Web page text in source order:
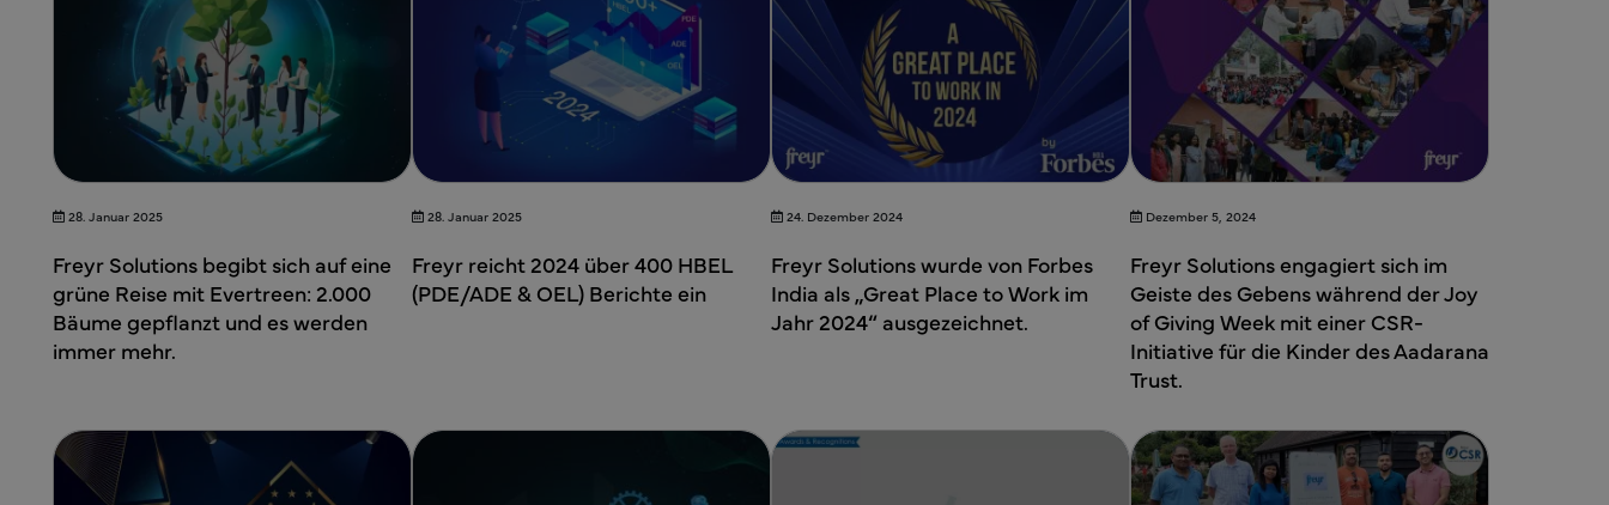
28. Januar 2025
Freyr Solutions begibt sich auf eine
grüne Reise mit Evertreen: 2.000
Bäume gepflanzt und es werden
immer mehr.
28. Januar 2025
Freyr reicht 2024 über 400 HBEL
(PDE/ADE & OEL) Berichte ein
24. Dezember 2024
Freyr Solutions wurde von Forbes
India als „Great Place to Work im
Jahr 2024“ ausgezeichnet.
Dezember 5, 2024
Freyr Solutions engagiert sich im
Geiste des Gebens während der Joy
of Giving Week mit einer CSR-
Initiative für die Kinder des Aadarana
Trust.